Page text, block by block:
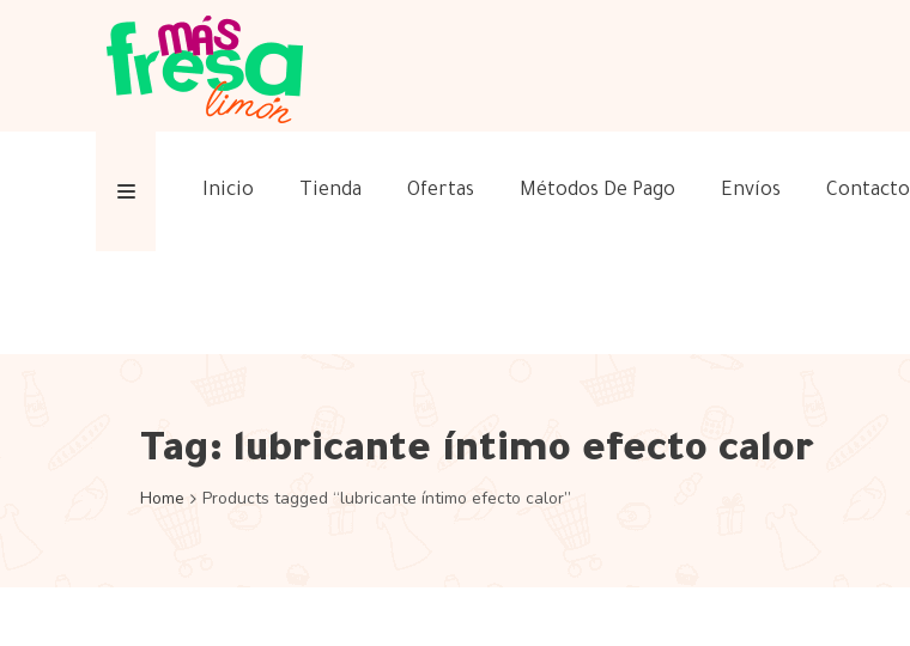
Inicio Tienda Ofertas Métodos De Pago Envíos Contacto
Tag: lubricante íntimo efecto calor
Home Products tagged “lubricante íntimo efecto calor”